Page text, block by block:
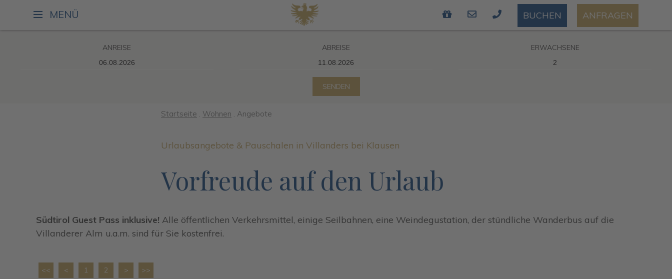
Adults
MENÜ ANFRAGEN
BUCHEN
ANREISE ABREISE ERWACHSENE
SENDEN
Startseite . Wohnen . Angebote
Urlaubsangebote & Pauschalen in Villanders bei Klausen
Vorfreude auf den Urlaub
Südtirol Guest Pass inklusive! Alle öffentlichen Verkehrsmittel, einige Seilbahnen, eine Weindegustation, der stündliche Wanderbus auf die
Villanderer Alm u.a.m. sind für Sie kostenfrei.
<< < 1 2 > >>